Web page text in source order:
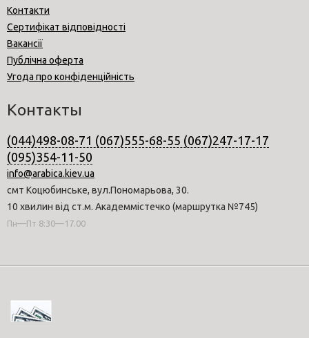
Контакти
Сертифікат відповідності
Вакансії
Публічна оферта
Угода про конфіденційність
Контакты
(044)498-08-71 (067)555-68-55 (067)247-17-17
(095)354-11-50
info@arabica.kiev.ua
смт Коцюбинське, вул.Пономарьова, 30.
10 хвилин від ст.м. Академмістечко (маршрутка №745)
Пн—Пт 8:30—17.00